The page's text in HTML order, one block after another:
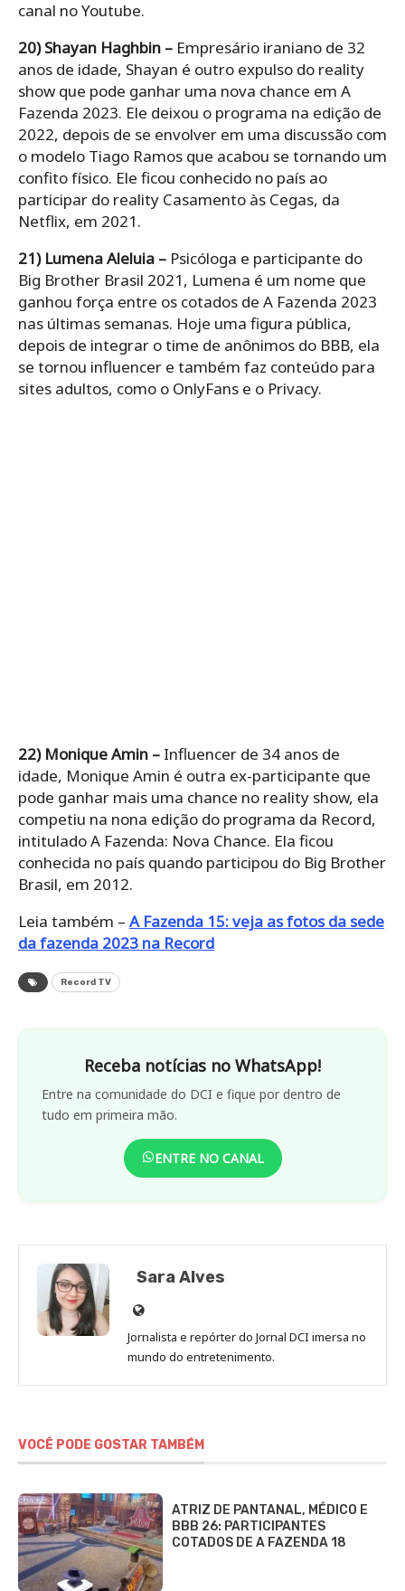
canal no Youtube.
20) Shayan Haghbin – Empresário iraniano de 32
anos de idade, Shayan é outro expulso do reality
show que pode ganhar uma nova chance em A
Fazenda 2023. Ele deixou o programa na edição de
2022, depois de se envolver em uma discussão com
o modelo Tiago Ramos que acabou se tornando um
confito físico. Ele ficou conhecido no país ao
participar do reality Casamento às Cegas, da
Netflix, em 2021.
21) Lumena Aleluia – Psicóloga e participante do
Big Brother Brasil 2021, Lumena é um nome que
ganhou força entre os cotados de A Fazenda 2023
nas últimas semanas. Hoje uma figura pública,
depois de integrar o time de anônimos do BBB, ela
se tornou influencer e também faz conteúdo para
sites adultos, como o OnlyFans e o Privacy.
22) Monique Amin – Influencer de 34 anos de
idade, Monique Amin é outra ex-participante que
pode ganhar mais uma chance no reality show, ela
competiu na nona edição do programa da Record,
intitulado A Fazenda: Nova Chance. Ela ficou
conhecida no país quando participou do Big Brother
Brasil, em 2012.
Leia também – A Fazenda 15: veja as fotos da sede
da fazenda 2023 na Record
Record TV
Receba notícias no WhatsApp!
Entre na comunidade do DCI e fique por dentro de
tudo em primeira mão.
ENTRE NO CANAL
Sara Alves
Site
de
Sara
Jornalista e repórter do Jornal DCI imersa no
mundo do entretenimento.
VOCÊ PODE GOSTAR TAMBÉM
ATRIZ DE PANTANAL, MÉDICO E
BBB 26: PARTICIPANTES
COTADOS DE A FAZENDA 18